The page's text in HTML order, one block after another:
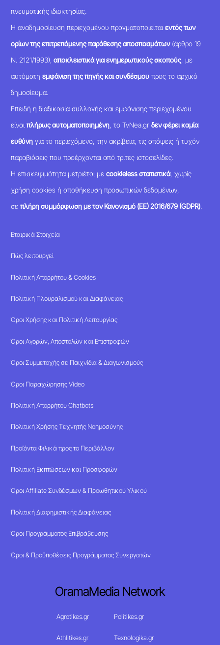
πνευματικής ιδιοκτησίας.
Η αναδημοσίευση περιεχομένου πραγματοποιείταιεντός των
ορίων της επιτρεπόμενης παράθεσης αποσπασμάτων(άρθρο 19
Ν. 2121/1993), αποκλειστικά για ενημερωτικούς σκοπούς , με
αυτόματηεμφάνιση της πηγής και συνδέσμου προς το αρχικό
δημοσίευμα.
Επειδή η διαδικασία συλλογής και εμφάνισης περιεχομένου
είναιπλήρως αυτοματοποιημένη , το TvNea.grδεν φέρει καμία
ευθύνη για το περιεχόμενο, την ακρίβεια, τις απόψεις ή τυχόν
παραβιάσεις που προέρχονται από τρίτες ιστοσελίδες.
Η επισκεψιμότητα μετριέται μεcookieless στατιστικά, χωρίς
χρήση cookies ή αποθήκευση προσωπικών δεδομένων,
σεπλήρη συμμόρφωση με τον Κανονισμό (ΕΕ) 2016/679 (GDPR).
Εταιρικά Στοιχεία
Πώς λειτουργεί
Πολιτική Απορρήτου & Cookies
Πολιτική Πλουραλισμού και Διαφάνειας
Όροι Χρήσης και Πολιτική Λειτουργίας
Όροι Αγορών, Αποστολών και Επιστροφών
Όροι Συμμετοχής σε Παιχνίδια & Διαγωνισμούς
Όροι Παραχώρησης Video
Πολιτική Απορρήτου Chatbots
Πολιτική Χρήσης Τεχνητής Νοημοσύνης
Προϊόντα Φιλικά προς το Περιβάλλον
Πολιτική Εκπτώσεων και Προσφορών
Όροι Affiliate Συνδέσμων & Προωθητικού Υλικού
Πολιτική Διαφημιστικής Διαφάνειας
Όροι Προγράμματος Επιβράβευσης
Όροι & Προϋποθέσεις Προγράμματος Συνεργατών
OramaMedia Network
Agrotikes.gr Politikes.gr
Athlitikes.gr Texnologika.gr